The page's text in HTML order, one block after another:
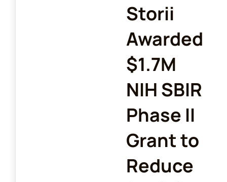
Storii
Awarded
$1.7M
NIH SBIR
Phase II
Grant to
Reduce